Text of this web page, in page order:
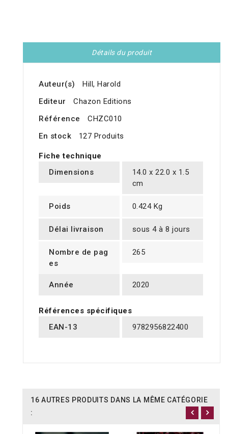
Détails du produit
Auteur(s)
Hill, Harold
Editeur
Chazon Editions
Référence
CHZC010
En stock
127 Produits
Fiche technique
Dimensions
14.0 x 22.0 x 1.5
cm
Poids 0.424 Kg
Délai livraison sous 4 à 8 jours
Nombre de pag
es
265
Année 2020
Références spécifiques
EAN-13
9782956822400
16 AUTRES PRODUITS DANS LA MÊME CATÉGORIE
: